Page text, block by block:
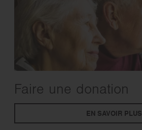
Faire une donation
EN SAVOIR PLUS